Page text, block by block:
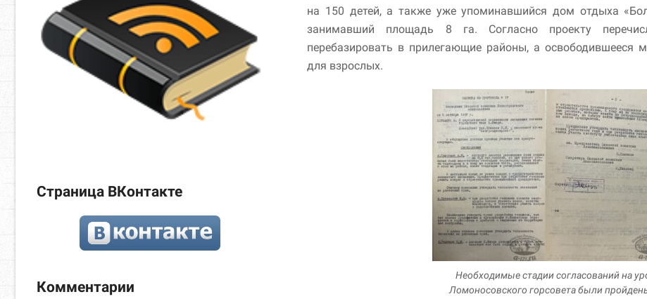
на 150 детей, а также уже упоминавшийся дом отдыха
занимавший площадь 8 га. Согласно проекту
перебазировать в прилегающие районы, а освободившееся
для взрослых.
Необходимые стадии согласований на
Ломоносовского горсовета были
Страница ВКонтакте
Комментарии